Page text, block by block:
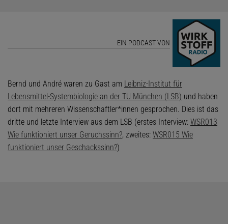
EIN PODCAST VON
Bernd und André waren zu Gast am Leibniz-Institut für
Lebensmittel-Systembiologie an der TU München (LSB) und haben
dort mit mehreren Wissenschaftler*innen gesprochen. Dies ist das
dritte und letzte Interview aus dem LSB (erstes Interview: WSR013
Wie funktioniert unser Geruchssinn?, zweites: WSR015 Wie
funktioniert unser Geschackssinn?)